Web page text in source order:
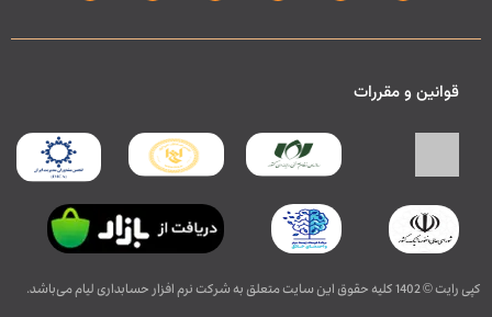
قوانین و مقررات
کپی رایت © 1402 کلیه حقوق این سایت متعلق به شرکت نرم افزار حسابداری لیام می‌باشد.